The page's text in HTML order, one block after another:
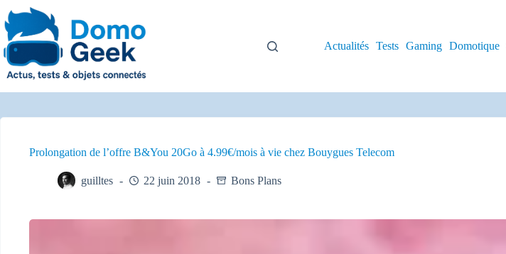
au
contenu
Actualités Tests Gaming Domotique
Prolongation de l’offre B&You 20Go à 4.99€/mois à vie chez Bouygues Telecom
guilltes 22 juin 2018 Bons Plans